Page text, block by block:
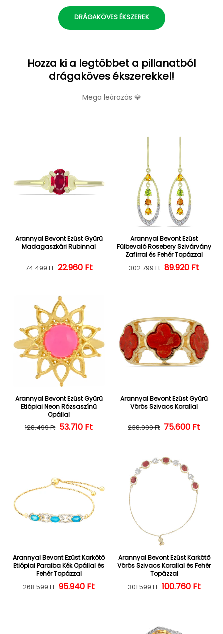
DRÁGAKÖVES ÉKSZEREK
Hozza ki a legtöbbet a pillanatból
drágaköves ékszerekkel!
Mega leárazás 💎
Arannyal Bevont Ezüst Gyűrű
Madagaszkári Rubinnal
Normál ár
74.499 Ft Kedvezményes ár
22.960 Ft
Arannyal Bevont Ezüst
Fülbevaló Rosebery Szivárvány
Zafírral és Fehér Topázzal
Normál ár
302.799 Ft 89.920 Ft
Arannyal Bevont Ezüst Gyűrű
Etiópiai Neon Rózsaszínű
Opállal
Normál ár
128.499 Ft Kedvezményes ár
53.710 Ft
Arannyal Bevont Ezüst Gyűrű
Vörös Szivacs Korallal
Normál ár
238.999 Ft 75.600 Ft
Arannyal Bevont Ezüst Karkötő
Etiópiai Paraiba Kék Opállal és
Fehér Topázzal
Normál ár
268.599 Ft Kedvezményes ár
95.940 Ft
Arannyal Bevont Ezüst Karkötő
Vörös Szivacs Korallal és Fehér
Topázzal
Normál ár
301.599 Ft 100.760 Ft